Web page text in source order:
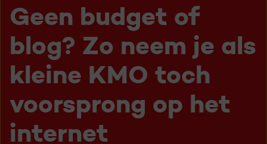
Geen budget of
blog? Zo neem je als
kleine KMO toch
voorsprong op het
internet